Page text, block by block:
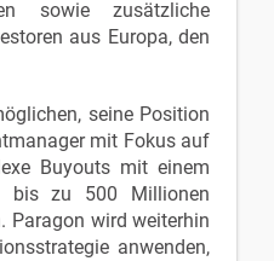
sowie zusätzliche
aus Europa, den
seine Position
mit Fokus auf
Buyouts mit einem
bis zu 500 Millionen
Paragon wird weiterhin
anwenden,